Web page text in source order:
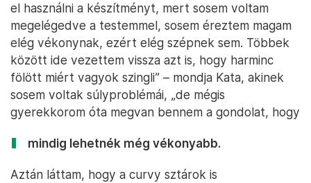
el használni a készítményt, mert sosem voltam
megelégedve a testemmel, sosem éreztem magam
elég vékonynak, ezért elég szépnek sem. Többek
között ide vezettem vissza azt is, hogy harminc
fölött miért vagyok szingli” – mondja Kata, akinek
sosem voltak súlyproblémái, „de mégis
gyerekkorom óta megvan bennem a gondolat, hogy
mindig lehetnék még vékonyabb.
Aztán láttam, hogy a curvy sztárok is